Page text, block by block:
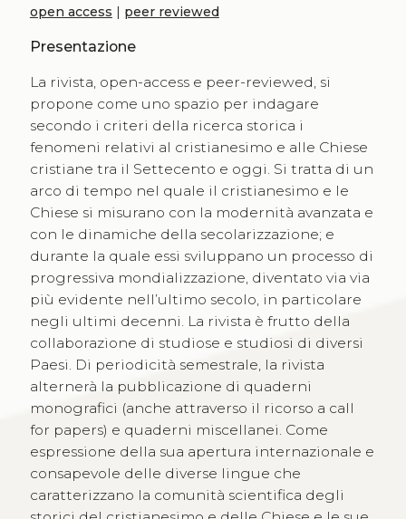
open access | peer reviewed
Presentazione
La rivista, open-access e peer-reviewed, si
propone come uno spazio per indagare
secondo i criteri della ricerca storica i
fenomeni relativi al cristianesimo e alle Chiese
cristiane tra il Settecento e oggi. Si tratta di un
arco di tempo nel quale il cristianesimo e le
Chiese si misurano con la modernità avanzata e
con le dinamiche della secolarizzazione; e
durante la quale essi sviluppano un processo di
progressiva mondializzazione, diventato via via
più evidente nell’ultimo secolo, in particolare
negli ultimi decenni. La rivista è frutto della
collaborazione di studiose e studiosi di diversi
Paesi. Di periodicità semestrale, la rivista
alternerà la pubblicazione di quaderni
monografici (anche attraverso il ricorso a call
for papers) e quaderni miscellanei. Come
espressione della sua apertura internazionale e
consapevole delle diverse lingue che
caratterizzano la comunità scientifica degli